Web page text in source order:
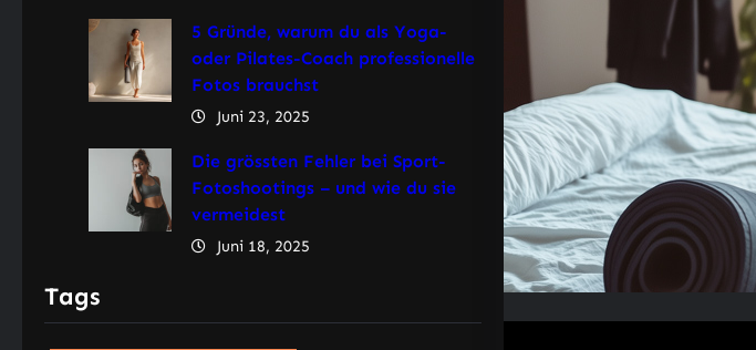
5 Gründe, warum du als Yoga-
oder Pilates-Coach professionelle
Fotos brauchst
Juni 23, 2025
Die grössten Fehler bei Sport-
Fotoshootings – und wie du sie
vermeidest
Juni 18, 2025
Tags